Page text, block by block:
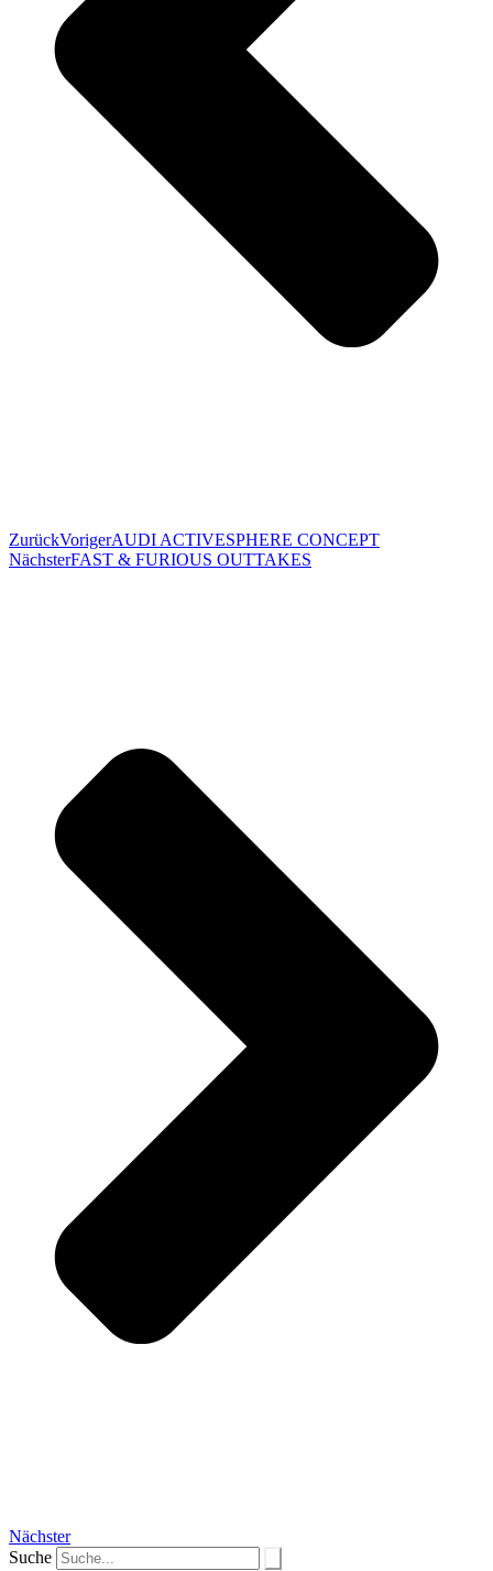
ZurückVorigerAUDI ACTIVESPHERE CONCEPT
NächsterFAST & FURIOUS OUTTAKES
Nächster
Suche